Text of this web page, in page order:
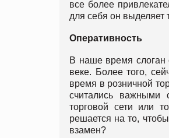
все более
для себя он выделяет
Оперативность
В наше время слоган
веке. Более того,
время в розничной
считались важными
торговой сети или
решается на то,
взамен?